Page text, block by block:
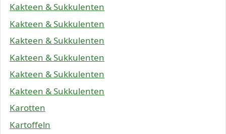
Kakteen & Sukkulenten
Kakteen & Sukkulenten
Kakteen & Sukkulenten
Kakteen & Sukkulenten
Kakteen & Sukkulenten
Kakteen & Sukkulenten
Karotten
Kartoffeln